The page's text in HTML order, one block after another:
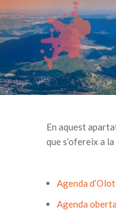
En aquest
que s’ofereix a
Agenda d’Olot
Agenda